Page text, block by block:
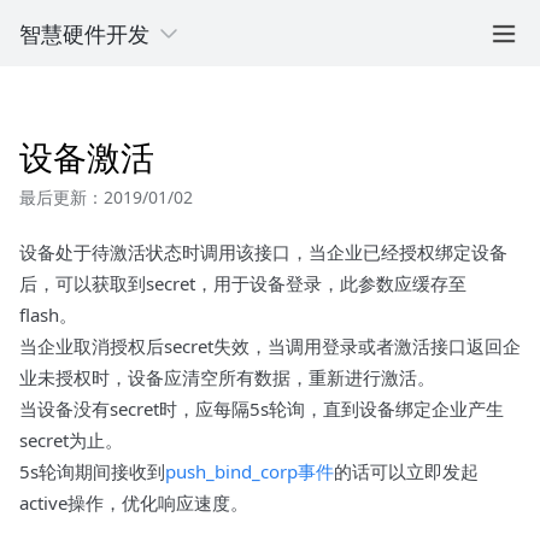
智慧硬件开发
设备激活
最后更新：2019/01/02
设备处于待激活状态时调用该接口，当企业已经授权绑定设备
后，可以获取到secret，用于设备登录，此参数应缓存至
flash。
当企业取消授权后secret失效，当调用登录或者激活接口返回企
业未授权时，设备应清空所有数据，重新进行激活。
当设备没有secret时，应每隔5s轮询，直到设备绑定企业产生
secret为止。
5s轮询期间接收到push_bind_corp事件的话可以立即发起
active操作，优化响应速度。